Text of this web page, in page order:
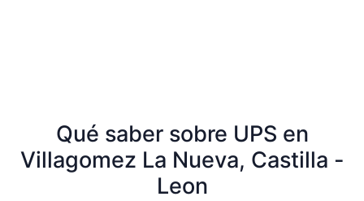
Qué saber sobre UPS en
Villagomez La Nueva, Castilla -
Leon